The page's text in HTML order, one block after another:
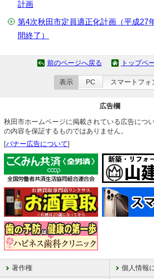
計画
第4次秋田市定員適正化計画（平成27
間終了）
前のページへ戻る トップペ
表示 PC スマートフォ
広告欄
秋田市ホームページに掲載されている広告につ
の内容を保証するものではありません。
[バナー広告について]
著作権 個人情報